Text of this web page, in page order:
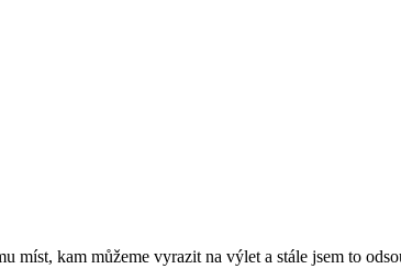
míst, kam můžeme vyrazit na výlet a stále jsem to